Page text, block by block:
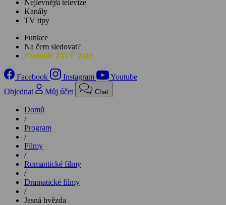
Nejlevnější televize
Kanály
TV tipy
Funkce
Na čem sledovat?
Formule ŽIVĚ ZDE
Facebook Instagram
Youtube
Objednat
Můj účet Chat
Domů
/
Program
/
Filmy
/
Romantické filmy
/
Dramatické filmy
/
Jasná hvězda